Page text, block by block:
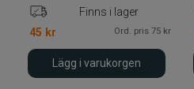
Finns i lager
45 kr Ord. pris 75 kr
Lägg i varukorgen